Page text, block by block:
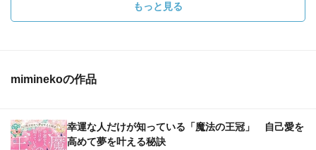
もっと見る
miminekoの作品
幸運な人だけが知っている「魔法の王冠」 自己愛を
高めて夢を叶える秘訣